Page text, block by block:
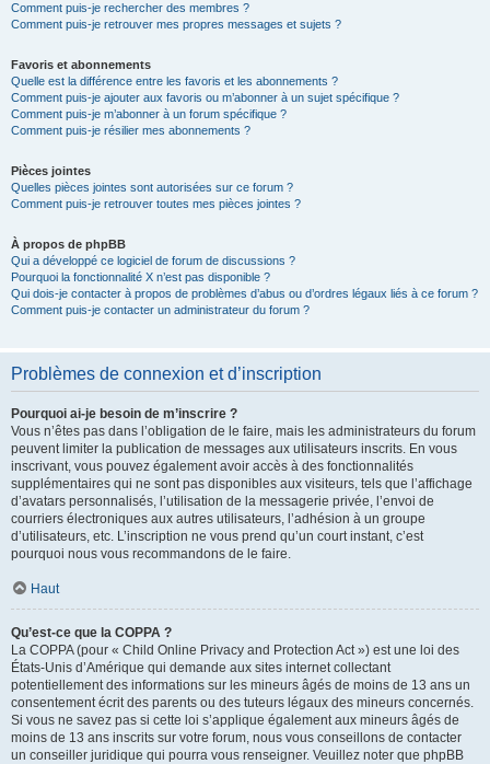
Comment puis-je rechercher des membres ?
Comment puis-je retrouver mes propres messages et sujets ?
Favoris et abonnements
Quelle est la différence entre les favoris et les abonnements ?
Comment puis-je ajouter aux favoris ou m’abonner à un sujet spécifique ?
Comment puis-je m’abonner à un forum spécifique ?
Comment puis-je résilier mes abonnements ?
Pièces jointes
Quelles pièces jointes sont autorisées sur ce forum ?
Comment puis-je retrouver toutes mes pièces jointes ?
À propos de phpBB
Qui a développé ce logiciel de forum de discussions ?
Pourquoi la fonctionnalité X n’est pas disponible ?
Qui dois-je contacter à propos de problèmes d’abus ou d’ordres légaux liés à ce forum ?
Comment puis-je contacter un administrateur du forum ?
Problèmes de connexion et d’inscription
Pourquoi ai-je besoin de m’inscrire ?
Vous n’êtes pas dans l’obligation de le faire, mais les administrateurs du forum
peuvent limiter la publication de messages aux utilisateurs inscrits. En vous
inscrivant, vous pouvez également avoir accès à des fonctionnalités
supplémentaires qui ne sont pas disponibles aux visiteurs, tels que l’affichage
d’avatars personnalisés, l’utilisation de la messagerie privée, l’envoi de
courriers électroniques aux autres utilisateurs, l’adhésion à un groupe
d’utilisateurs, etc. L’inscription ne vous prend qu’un court instant, c’est
pourquoi nous vous recommandons de le faire.
Haut
Qu’est-ce que la COPPA ?
La COPPA (pour « Child Online Privacy and Protection Act ») est une loi des
États-Unis d’Amérique qui demande aux sites internet collectant
potentiellement des informations sur les mineurs âgés de moins de 13 ans un
consentement écrit des parents ou des tuteurs légaux des mineurs concernés.
Si vous ne savez pas si cette loi s’applique également aux mineurs âgés de
moins de 13 ans inscrits sur votre forum, nous vous conseillons de contacter
un conseiller juridique qui pourra vous renseigner. Veuillez noter que phpBB